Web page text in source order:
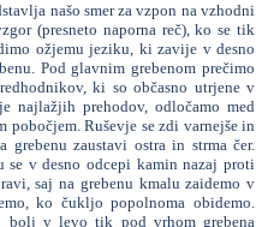
našo smer za vzpon na vzhodni
(presneto naporna reč), ko se tik
ožjemu jeziku, ki zavije v desno
Pod glavnim grebenom prečimo
ki so občasno utrjene v
najlažjih prehodov, odločamo med
pobočjem. Ruševje se zdi varnejše in
zaustavi ostra in strma čer.
se v desno odcepi kamin nazaj proti
saj na grebenu kmalu zaidemo v
ko čukljo popolnoma obidemo.
bolj v levo tik pod vrhom grebena